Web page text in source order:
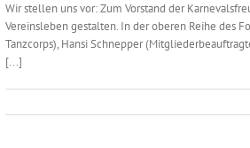
Wir stellen uns vor: Zum Vorstand der
Vereinsleben gestalten. In der oberen Reihe des
Tanzcorps), Hansi Schnepper
[...]